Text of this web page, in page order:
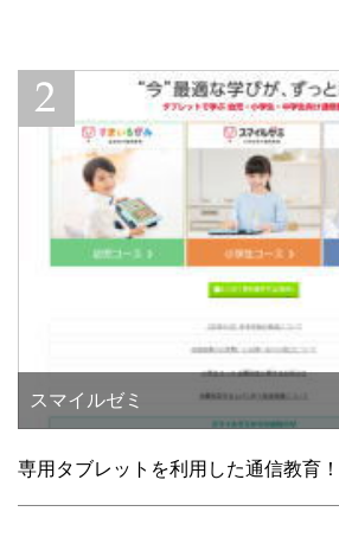
スマイルゼミ
専用タブレットを利用した通信教育！